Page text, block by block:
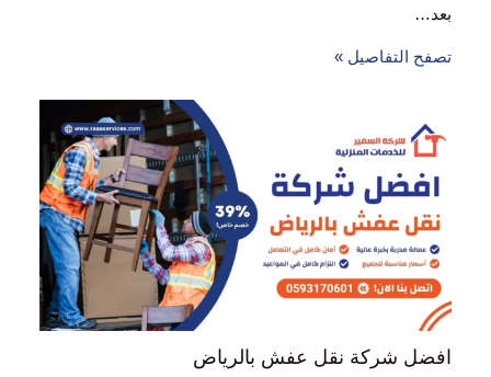
بعد…
تصفح التفاصيل »
افضل شركة نقل عفش بالرياض